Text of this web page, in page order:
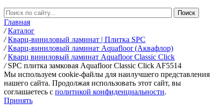
Главная
/ Каталог
/ Кварц-виниловый ламинат | Плитка SPC
/ Кварц-виниловый ламинат Aquafloor (Аквафлор)
/ Кварц виниловый ламинат Aquafloor Classic Click
/ SPC плитка замковая Aquafloor Classic Click AF5514
Мы используем cookie-файлы для наилучшего представления
нашего сайта. Продолжая использовать этот сайт, вы
соглашаетесь c политикой конфиденциальности.
Принять